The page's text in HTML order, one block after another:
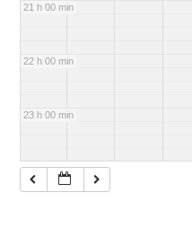
21 h 00 min
22 h 00 min
23 h 00 min